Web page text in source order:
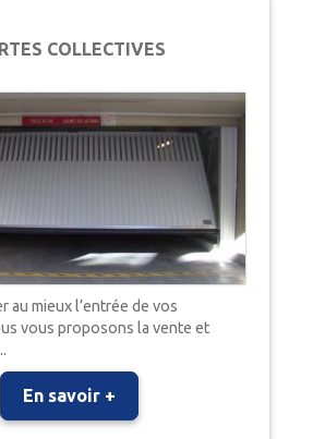
COLLECTIVES
au mieux l’entrée de vos
vous proposons la vente et
En savoir +